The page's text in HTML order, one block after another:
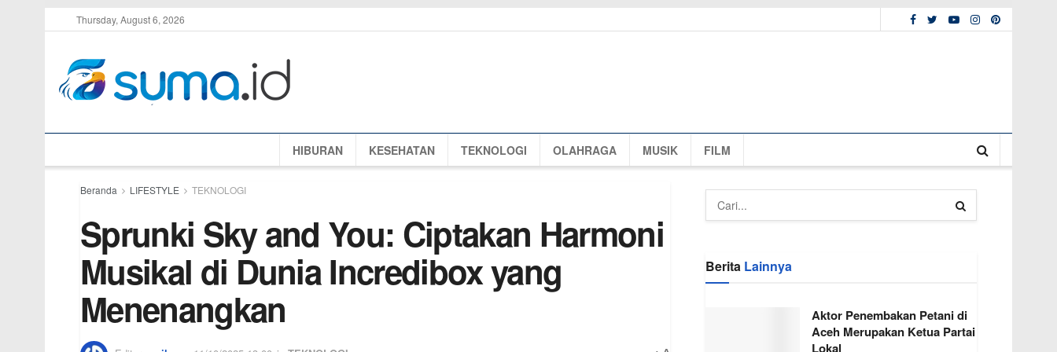
Thursday, August 6, 2026
HIBURAN KESEHATAN TEKNOLOGI OLAHRAGA MUSIK FILM
Beranda LIFESTYLE TEKNOLOGI
Sprunki Sky and You: Ciptakan Harmoni
Musikal di Dunia Incredibox yang
Menenangkan
Berita Lainnya
Aktor Penembakan Petani di
Aceh Merupakan Ketua Partai
Lokal